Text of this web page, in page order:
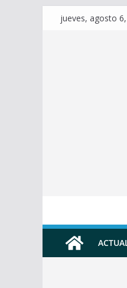
jueves, agosto